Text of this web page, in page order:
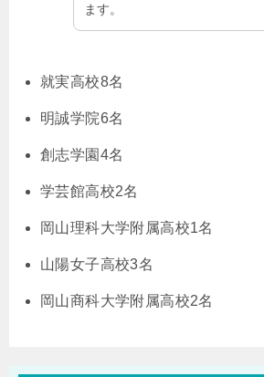
ます。
就実高校8名
明誠学院6名
創志学園4名
学芸館高校2名
岡山理科大学附属高校1名
山陽女子高校3名
岡山商科大学附属高校2名